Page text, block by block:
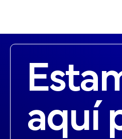
aquí